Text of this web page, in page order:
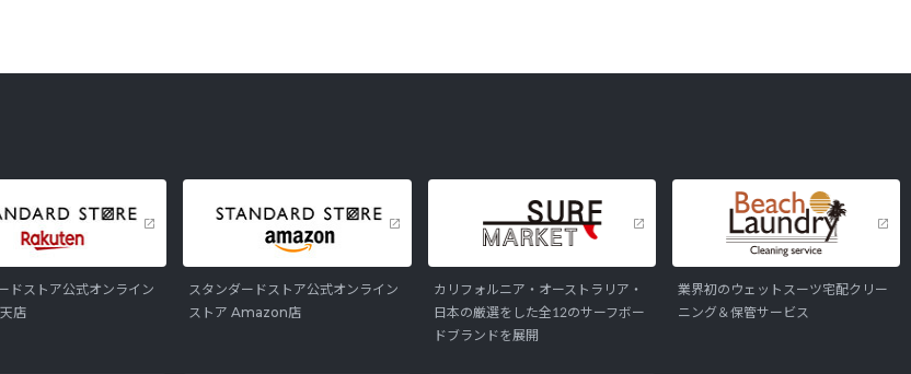
ドストア公式オンライン
店
スタンダードストア公式オンライン
ストア Amazon店
カリフォルニア・オーストラリア・
日本の厳選をした全12のサーフボー
ドブランドを展開
業界初のウェットスーツ宅配クリー
ニング＆保管サービス